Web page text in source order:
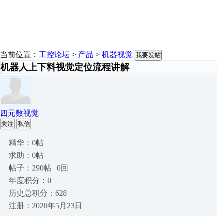
当前位置： 工控论坛 > 产品 > 机器视觉 我要发帖
机器人上下料视觉定位流程讲解
四元数视觉
关注 私信
精华：0帖
求助：0帖
帖子：290帖 | 0回
年度积分：0
历史总积分：628
注册：2020年5月23日